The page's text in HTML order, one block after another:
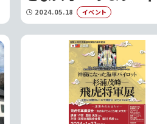
ス 2024』が宍戸ヒル
ントリークラブにて
れます｜笠間市
2024.05.18 イベント